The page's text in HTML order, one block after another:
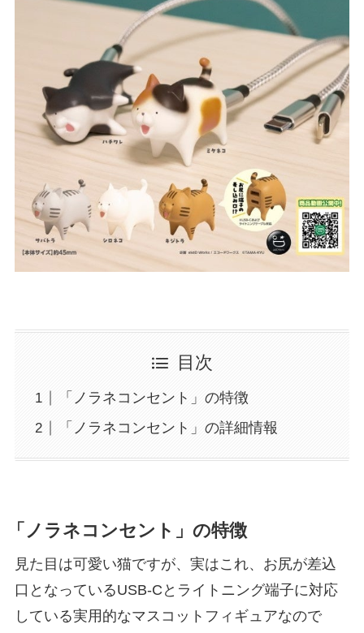
目次
「ノラネコンセント」の特徴
「ノラネコンセント」の詳細情報
「ノラネコンセント」の特徴
見た目は可愛い猫ですが、実はこれ、お尻が差込
口となっているUSB-Cとライトニング端子に対応
している実用的なマスコットフィギュアなので